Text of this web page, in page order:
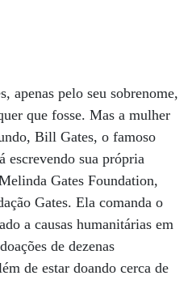
apenas pelo seu sobrenome,
que fosse. Mas a mulher
Bill Gates, o famoso
escrevendo sua própria
Gates Foundation,
Gates. Ela comanda o
a causas humanitárias em
de dezenas
de estar doando cerca de